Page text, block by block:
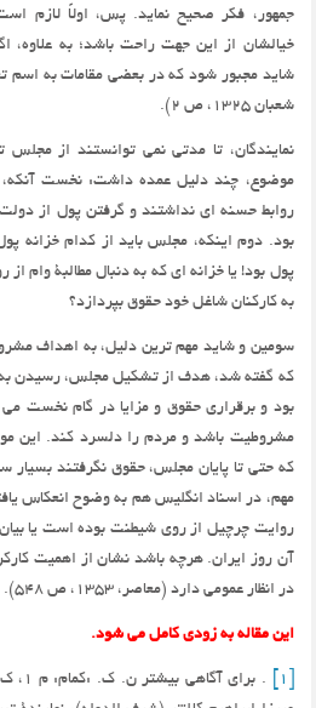
جمهور، فکر صحیح نماید. پس، اولاً لازم
خیالشان از این جهت راحت باشد؛ به علاوه،
شعبان 1325، ص 2).
نمایندگان، تا مدتی نمی توانستند از
موضوع، چند دلیل عمده داشت: نخست آنکه،
روابط حسنه ای نداشتند و گرفتن پول از
بود. دوم اینکه، مجلس باید از کدام خزانه
پول بود! یا خزانه ای که به دنبال مطالبۀ وام
به کارکنان شاغل خود حقوق بپردازد؟
سومین و شاید مهم ترین دلیل، به اهداف
که گفته شد، هدف از تشکیل مجلس، رسیدن
بود و برقراری حقوق و مزایا در گام نخست
مشروطیت باشد و مردم را دلسرد کند. این
که حتی تا پایان مجلس، حقوق نگرفتند بسیار
مهم، در اسناد انگلیس هم به وضوح انعکاس
روایت چرچیل از روی شیطنت بوده است یا
آن روز ایران. هرچه باشد نشان از اهمیت
در انظار عمومی دارد (معاصر، 1353، ص 548).
این مقاله به زودی کامل می شود.